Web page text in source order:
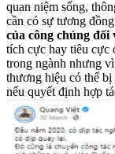
quan niệm sống,
cần có sự tương
của công chúng
tích cực hay tiêu cực
trong ngành nhưng
thương hiệu có thể
nếu quyết định hợp